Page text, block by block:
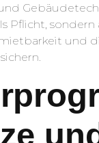
Pflicht, sondern
und